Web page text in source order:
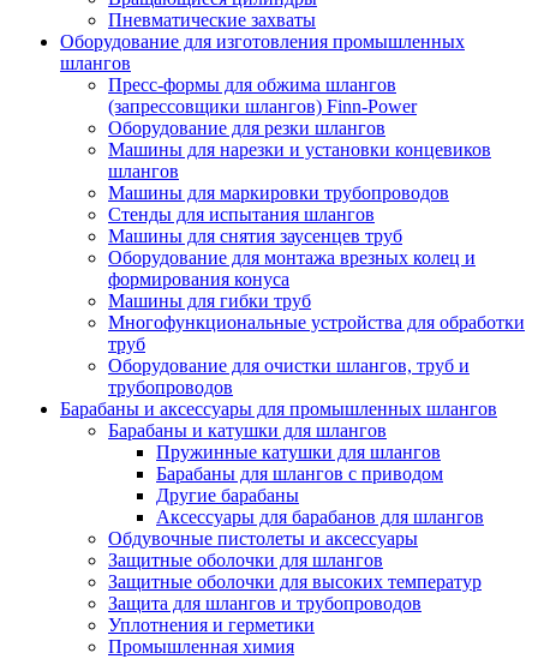
Пневматические захваты
Оборудование для изготовления промышленных
шлангов
Пресс-формы для обжима шлангов
(запрессовщики шлангов) Finn-Power
Оборудование для резки шлангов
Машины для нарезки и установки концевиков
шлангов
Машины для маркировки трубопроводов
Стенды для испытания шлангов
Машины для снятия заусенцев труб
Оборудование для монтажа врезных колец и
формирования конуса
Машины для гибки труб
Многофункциональные устройства для обработки
труб
Оборудование для очистки шлангов, труб и
трубопроводов
Барабаны и аксессуары для промышленных шлангов
Барабаны и катушки для шлангов
Пружинные катушки для шлангов
Барабаны для шлангов с приводом
Другие барабаны
Аксессуары для барабанов для шлангов
Обдувочные пистолеты и аксессуары
Защитные оболочки для шлангов
Защитные оболочки для высоких температур
Защита для шлангов и трубопроводов
Уплотнения и герметики
Промышленная химия